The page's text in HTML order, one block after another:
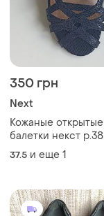
350 грн
Next
Кожаные
балетки некст р.38
37.5 и еще 1